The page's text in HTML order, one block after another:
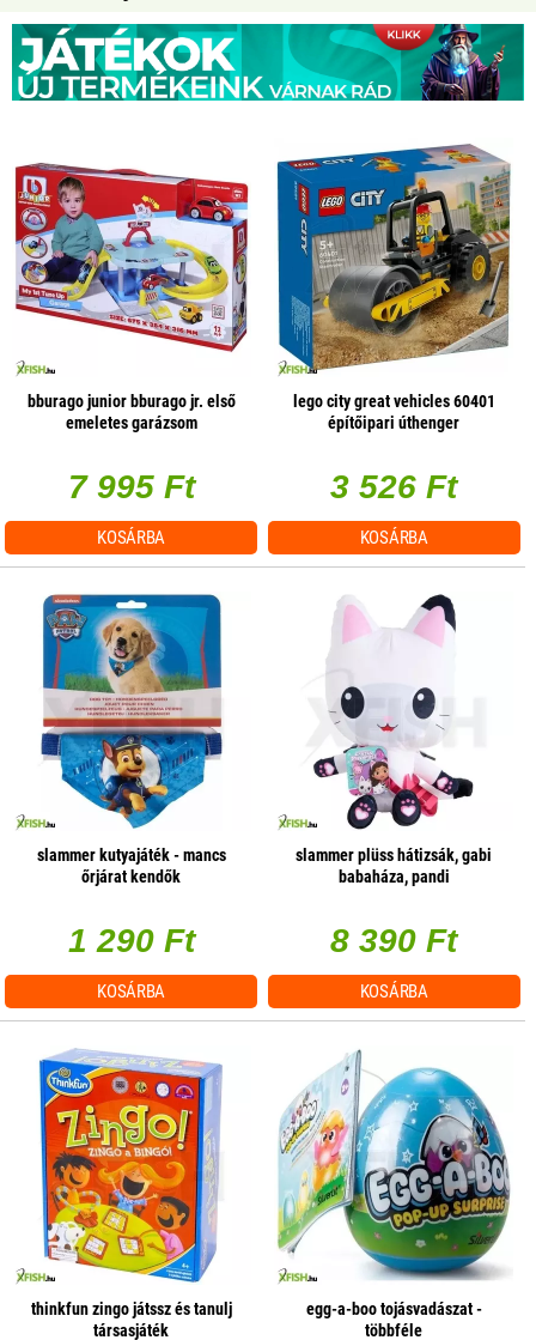
bburago junior bburago jr. első
emeletes garázsom
7 995 Ft
KOSÁRBA
lego city great vehicles 60401
építőipari úthenger
3 526 Ft
KOSÁRBA
slammer kutyajáték - mancs
őrjárat kendők
1 290 Ft
KOSÁRBA
slammer plüss hátizsák, gabi
babaháza, pandi
8 390 Ft
KOSÁRBA
thinkfun zingo játssz és tanulj
társasjáték
egg-a-boo tojásvadászat -
többféle